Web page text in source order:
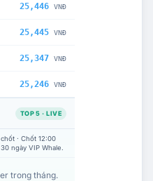
25,446 VNĐ
25,445 VNĐ
25,347 VNĐ
25,246 VNĐ
TOP 5 · LIVE
· Chốt 12:00
ngày VIP Whale.
trong tháng.